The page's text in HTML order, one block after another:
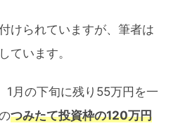
けられていますが、筆者は
ています。
月の下旬に残り55万円を一
つみたて投資枠の120万円